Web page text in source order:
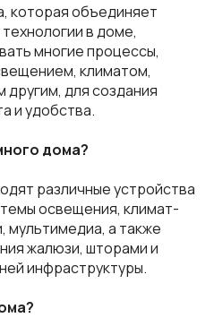
которая объединяет
в доме,
многие процессы,
климатом,
для создания
и удобства.
дома?
различные устройства
освещения, климат-
мультимедиа, а также
жалюзи, шторами и
инфраструктуры.